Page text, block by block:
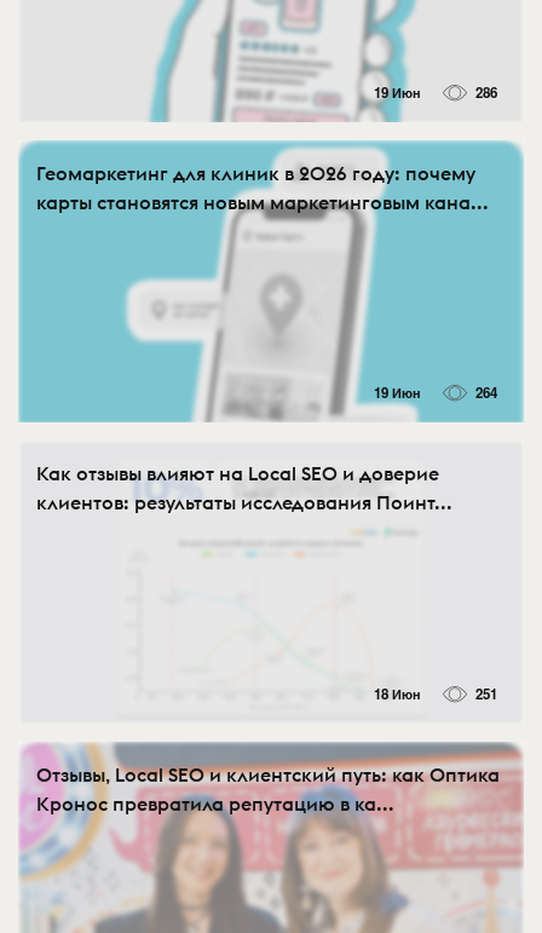
19 Июн 286
Геомаркетинг для клиник в 2026 году: почему
карты становятся новым маркетинговым кана...
19 Июн 264
Как отзывы влияют на Local SEO и доверие
клиентов: результаты исследования Поинт...
18 Июн 251
Отзывы, Local SEO и клиентский путь: как Оптика
Кронос превратила репутацию в ка...